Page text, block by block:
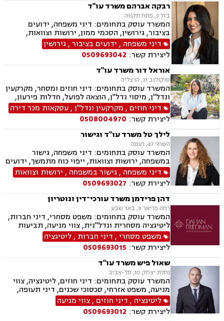
רבקה אברהם משרד עו"ד
בזל 3, פתח תקווה
המשרד עוסק בתחומים: דיני משפחה, ידועים
בציבור, גירושין, הסכמי ממון, ירושות וצוואות,
אבהות, מזונות, משמורת, חוק הנוער, חלוקת רכוש,
זמני שהות, החזקת ילדים, ניכור הורי, אומנה, משפט
אזרחי, דיני חוזים, פלילי
דיני משפחה , ידועים בציבור,גירושין
ליצירת קשר: 0509693042
אוראל דור משרד עו"ד
סוקולוב 31, הרצליה
המשרד עוסק בתחומים: דיני חוזים ומסחר, מקרקעין
ונדל"ן, מיסוי נדל"ן, הוצאה לפועל, חדלות פירעון,
גביית חובות, משפט אזרחי.
דיני חוזים , מקרקעין ונדל"ן,עסקאות מכר דירה
ליצירת קשר: 0508004970
לילך טל משרד עו"ד וגישור
השחר 47, רעננה
המשרד עוסק בתחומים: דיני משפחה, גישור
במשפחה, ירושות וצוואות, ייפוי כוח מתמשך, ידועים
בציבור, אפוטרופסות, הסכמי ממון, מזונות, משמורת,
גירושין, הורות חד מינית, נישואים אזרחיים, ידועים
בציבור, חלוקת רכוש, מעמד אישי, תיאום הורי, זמני
שהות, עסקאות מתנה, גישור ובוררויות, גישור עסקי,
דיני חברות, סכסוך בין בעלי מניות, דיני צרכנות
ותיירות, משפט אזרחי, סכסוך שכנים.
דיני משפחה ,גישור במשפחה , ירושות וצוואות
ליצירת קשר: 0509693027
דהן פרידמן משרד עורכי־דין ונוטריון
רחה פריאר 9, באר שבע
המשרד עוסק בתחומים: משפט מסחרי, דיני חברות,
ליטיגציה מסחרית ונדל"נית, צווי מניעה, תביעות
מקרקעין, דיני חוזים, ייפוי כוח מתמשך, ירושות
וצוואות, מסחר בינלאומי, משפט אזרחי, סכסוכי
שכנים, דיני עבודה, הסכמי ממון, מיסוי עירוני, מיסוי
נדל"ן, ארנונה, היטל פיתוח, היטל השבחה, נוטריון.
משפט מסחרי, דיני חברות ,ליטיגציה
ליצירת קשר: 0509693015
שאול פיש משרד עו"ד
נחלת יצחק 10, תל-אביב
המשרד עוסק בתחומים: דיני חוזים, ליטיגציה, צווי
מניעה, משפט אזרחי, סכסוכי שכנים, דיני תעופה,
נזקי רכוש, דיני צרכנות ותיירות, קניין רוחני, זכויות
יוצרים, הגנת הפרטיות, תביעות ייצוגיות, לשון הרע,
פינוי מושכר
ליטיגציה , דיני חוזים ,צווי מניעה
ליצירת קשר: 0509693012